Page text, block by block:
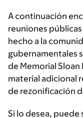
A continuación
reuniones
hecho a la
gubernamentales
de Memorial
material adicional
de rezonificación
Si lo desea, puede